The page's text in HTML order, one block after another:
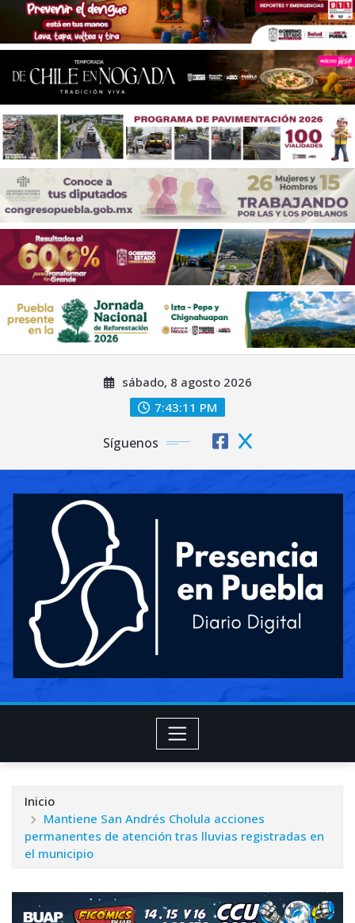
sábado, 8 agosto 2026
7:43:13 PM
Síguenos
Inicio
Mantiene San Andrés Cholula acciones
permanentes de atención tras lluvias registradas en
el municipio